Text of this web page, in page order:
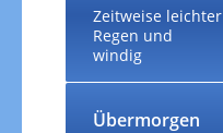
Zeitweise leichter
Regen und
windig
Übermorgen